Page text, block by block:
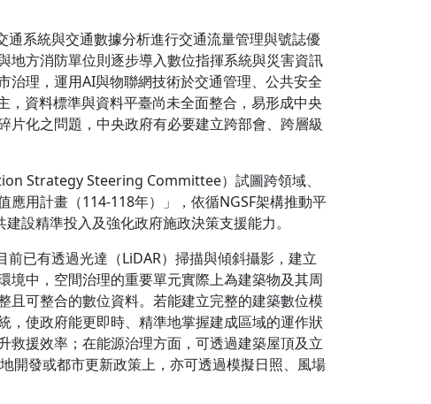
系統與交通數據分析進行交通流量管理與號誌優
地方消防單位則逐步導入數位指揮系統與災害資訊
治理，運用AI與物聯網技術於交通管理、公共安全
資料標準與資料平臺尚未全面整合，易形成中央
化之問題，中央政府有必要建立跨部會、跨層級
Strategy Steering Committee）試圖跨領域、
用計畫（114-118年）」，依循NGSF架構推動平
設精準投入及強化政府施政決策支援能力。
已有透過光達（LiDAR）掃描與傾斜攝影，建立
境中，空間治理的重要單元實際上為建築物及其周
且可整合的數位資料。若能建立完整的建築數位模
，使政府能更即時、精準地掌握建成區域的運作狀
救援效率；在能源治理方面，可透過建築屋頂及立
開發或都市更新政策上，亦可透過模擬日照、風場